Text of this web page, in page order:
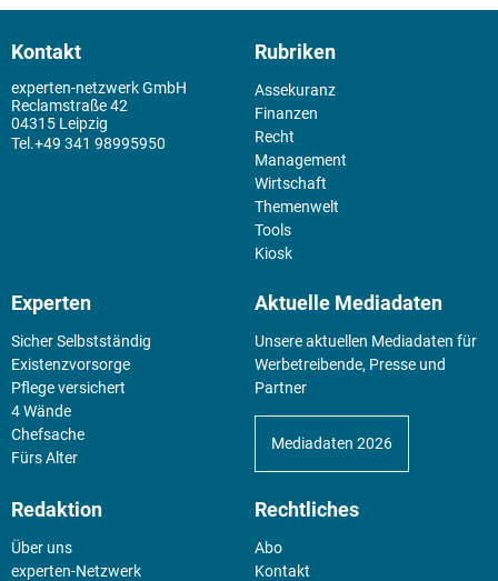
Kontakt
experten-netzwerk GmbH
Reclamstraße 42
04315 Leipzig
+49 341 98995950
Rubriken
Assekuranz
Finanzen
Recht
Management
Wirtschaft
Themenwelt
Tools
Kiosk
Experten
Sicher Selbstständig
Existenz­vorsorge
Pflege versichert
4 Wände
Chefsache
Fürs Alter
Aktuelle Mediadaten
Unsere aktuellen Mediadaten für
Werbetreibende, Presse und
Partner
Mediadaten 2026
Redaktion
Über uns
experten-Netzwerk
Rechtliches
Abo
Kontakt